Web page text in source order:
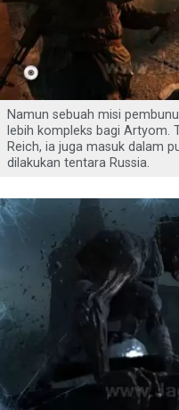
Namun sebuah misi
lebih kompleks bagi Artyom.
Reich, ia juga masuk dalam
dilakukan tentara Russia.